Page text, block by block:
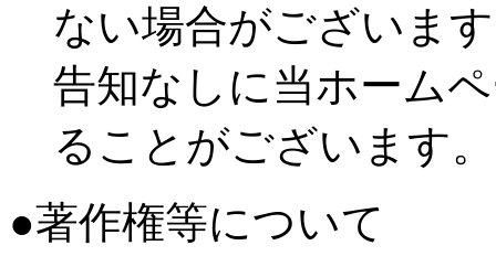
ない場合がございま
告知なしに当ホーム
ることがございます。
●著作権等について